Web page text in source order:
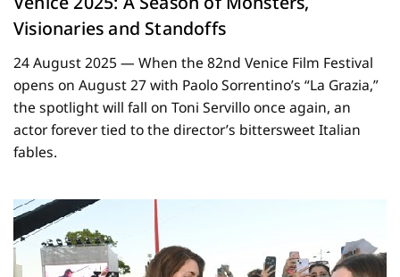
Visionaries and Standoffs
24 August 2025 — When the 82nd Venice Film Festival
opens on August 27 with Paolo Sorrentino’s “La Grazia,”
the spotlight will fall on Toni Servillo once again, an
actor forever tied to the director’s bittersweet Italian
fables.